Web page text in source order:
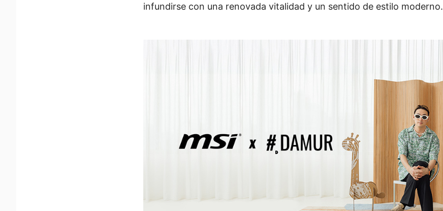
infundirse con una renovada vitalidad y un sentido de estilo moderno.